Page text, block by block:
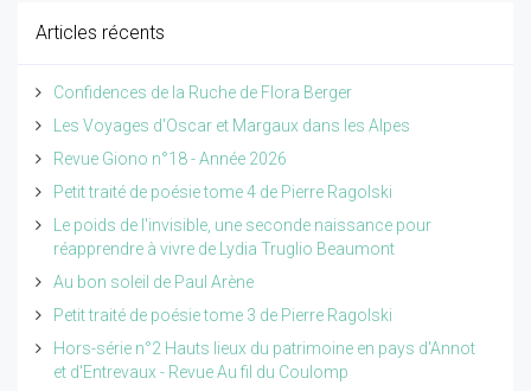
Articles récents
Confidences de la Ruche de Flora Berger
Les Voyages d'Oscar et Margaux dans les Alpes
Revue Giono n°18 - Année 2026
Petit traité de poésie tome 4 de Pierre Ragolski
Le poids de l'invisible, une seconde naissance pour
réapprendre à vivre de Lydia Truglio Beaumont
Au bon soleil de Paul Arène
Petit traité de poésie tome 3 de Pierre Ragolski
Hors-série n°2 Hauts lieux du patrimoine en pays d'Annot
et d'Entrevaux - Revue Au fil du Coulomp